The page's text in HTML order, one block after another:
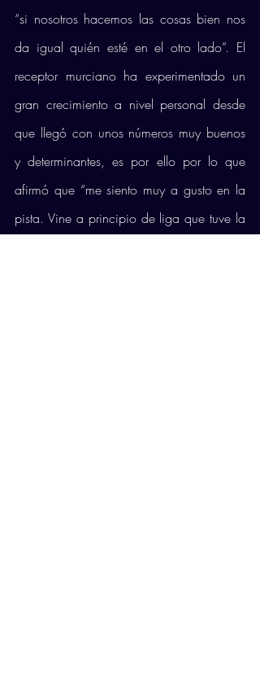
“si nosotros hacemos las cosas bien nos
da igual quién esté en el otro lado”. El
receptor murciano ha experimentado un
gran crecimiento a nivel personal desde
que llegó con unos números muy buenos
y determinantes, es por ello por lo que
afirmó que “me siento muy a gusto en la
pista. Vine a principio de liga que tuve la